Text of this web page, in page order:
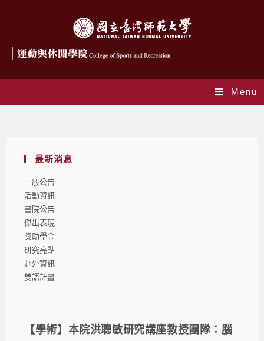
Menu
最新消息
一般公告
活動資訊
書院公告
傑出表現
獎助學金
研究亮點
赴外資訊
雙語計畫
【學術】本院洪聰敏研究講座教授團隊：腦